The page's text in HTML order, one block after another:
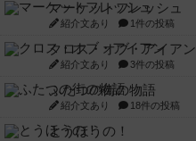
マーケットフレッシュ
紹介文あり 1件の投稿
クロス・オブ・アイアン
紹介文あり 3件の投稿
ふたつの街の物語
紹介文あり 18件の投稿
とうほうの！